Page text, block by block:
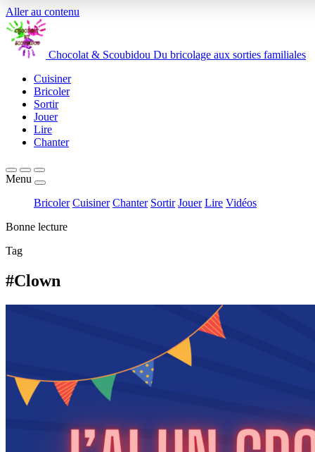
Aller au contenu
Chocolat & Scoubidou Du bricolage aux sorties familiales
Cuisiner
Bricoler
Sortir
Jouer
Lire
Chanter
Menu
Bricoler Cuisiner Chanter Sortir Jouer Lire Vidéos
Bonne lecture
Tag
#Clown